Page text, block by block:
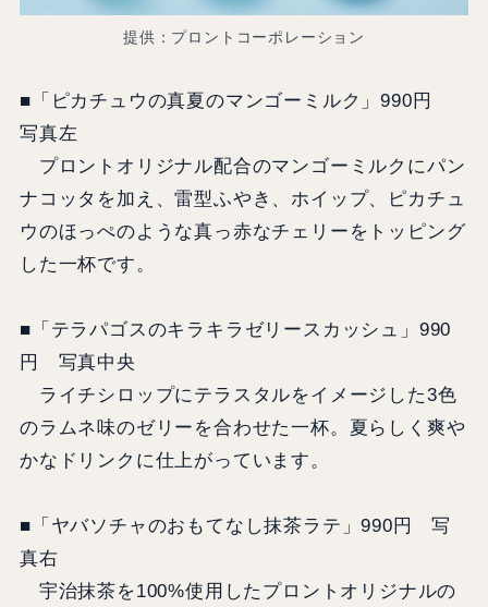
提供：プロントコーポレーション
■「ピカチュウの真夏のマンゴーミルク」990円
写真左
プロントオリジナル配合のマンゴーミルクにパン
ナコッタを加え、雷型ふやき、ホイップ、ピカチュ
ウのほっぺのような真っ赤なチェリーをトッピング
した一杯です。
■「テラパゴスのキラキラゼリースカッシュ」990
円 写真中央
ライチシロップにテラスタルをイメージした3色
のラムネ味のゼリーを合わせた一杯。夏らしく爽や
かなドリンクに仕上がっています。
■「ヤバソチャのおもてなし抹茶ラテ」990円 写
真右
宇治抹茶を100%使用したプロントオリジナルの